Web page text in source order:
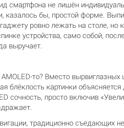
смартфона не лишён
казалось бы, простой форме.
ровно лежать на столе,
устройства, само собой,
выручает.
то? Вместо вырвиглазных
блёклость картинки
сочность, просто включив
традиционно съедающих